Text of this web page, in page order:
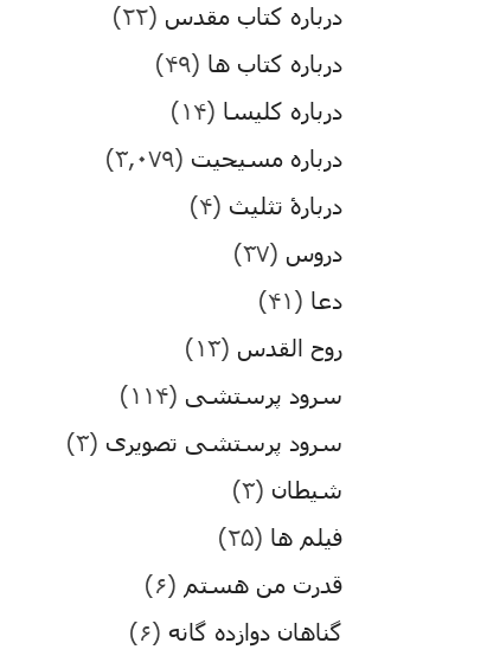
درباره کتاب مقدس (۲۲)
درباره کتاب ها (۴۹)
درباره کلیسا (۱۴)
درباره مسیحیت (۳,۰۷۹)
دربارۀ تثلیث (۴)
دروس (۳۷)
دعا (۴۱)
روح القدس (۱۳)
سرود پرستشی (۱۱۴)
سرود پرستشی تصویری (۳)
شیطان (۳)
فیلم ها (۲۵)
قدرت من هستم (۶)
گناهان دوازده گانه (۶)